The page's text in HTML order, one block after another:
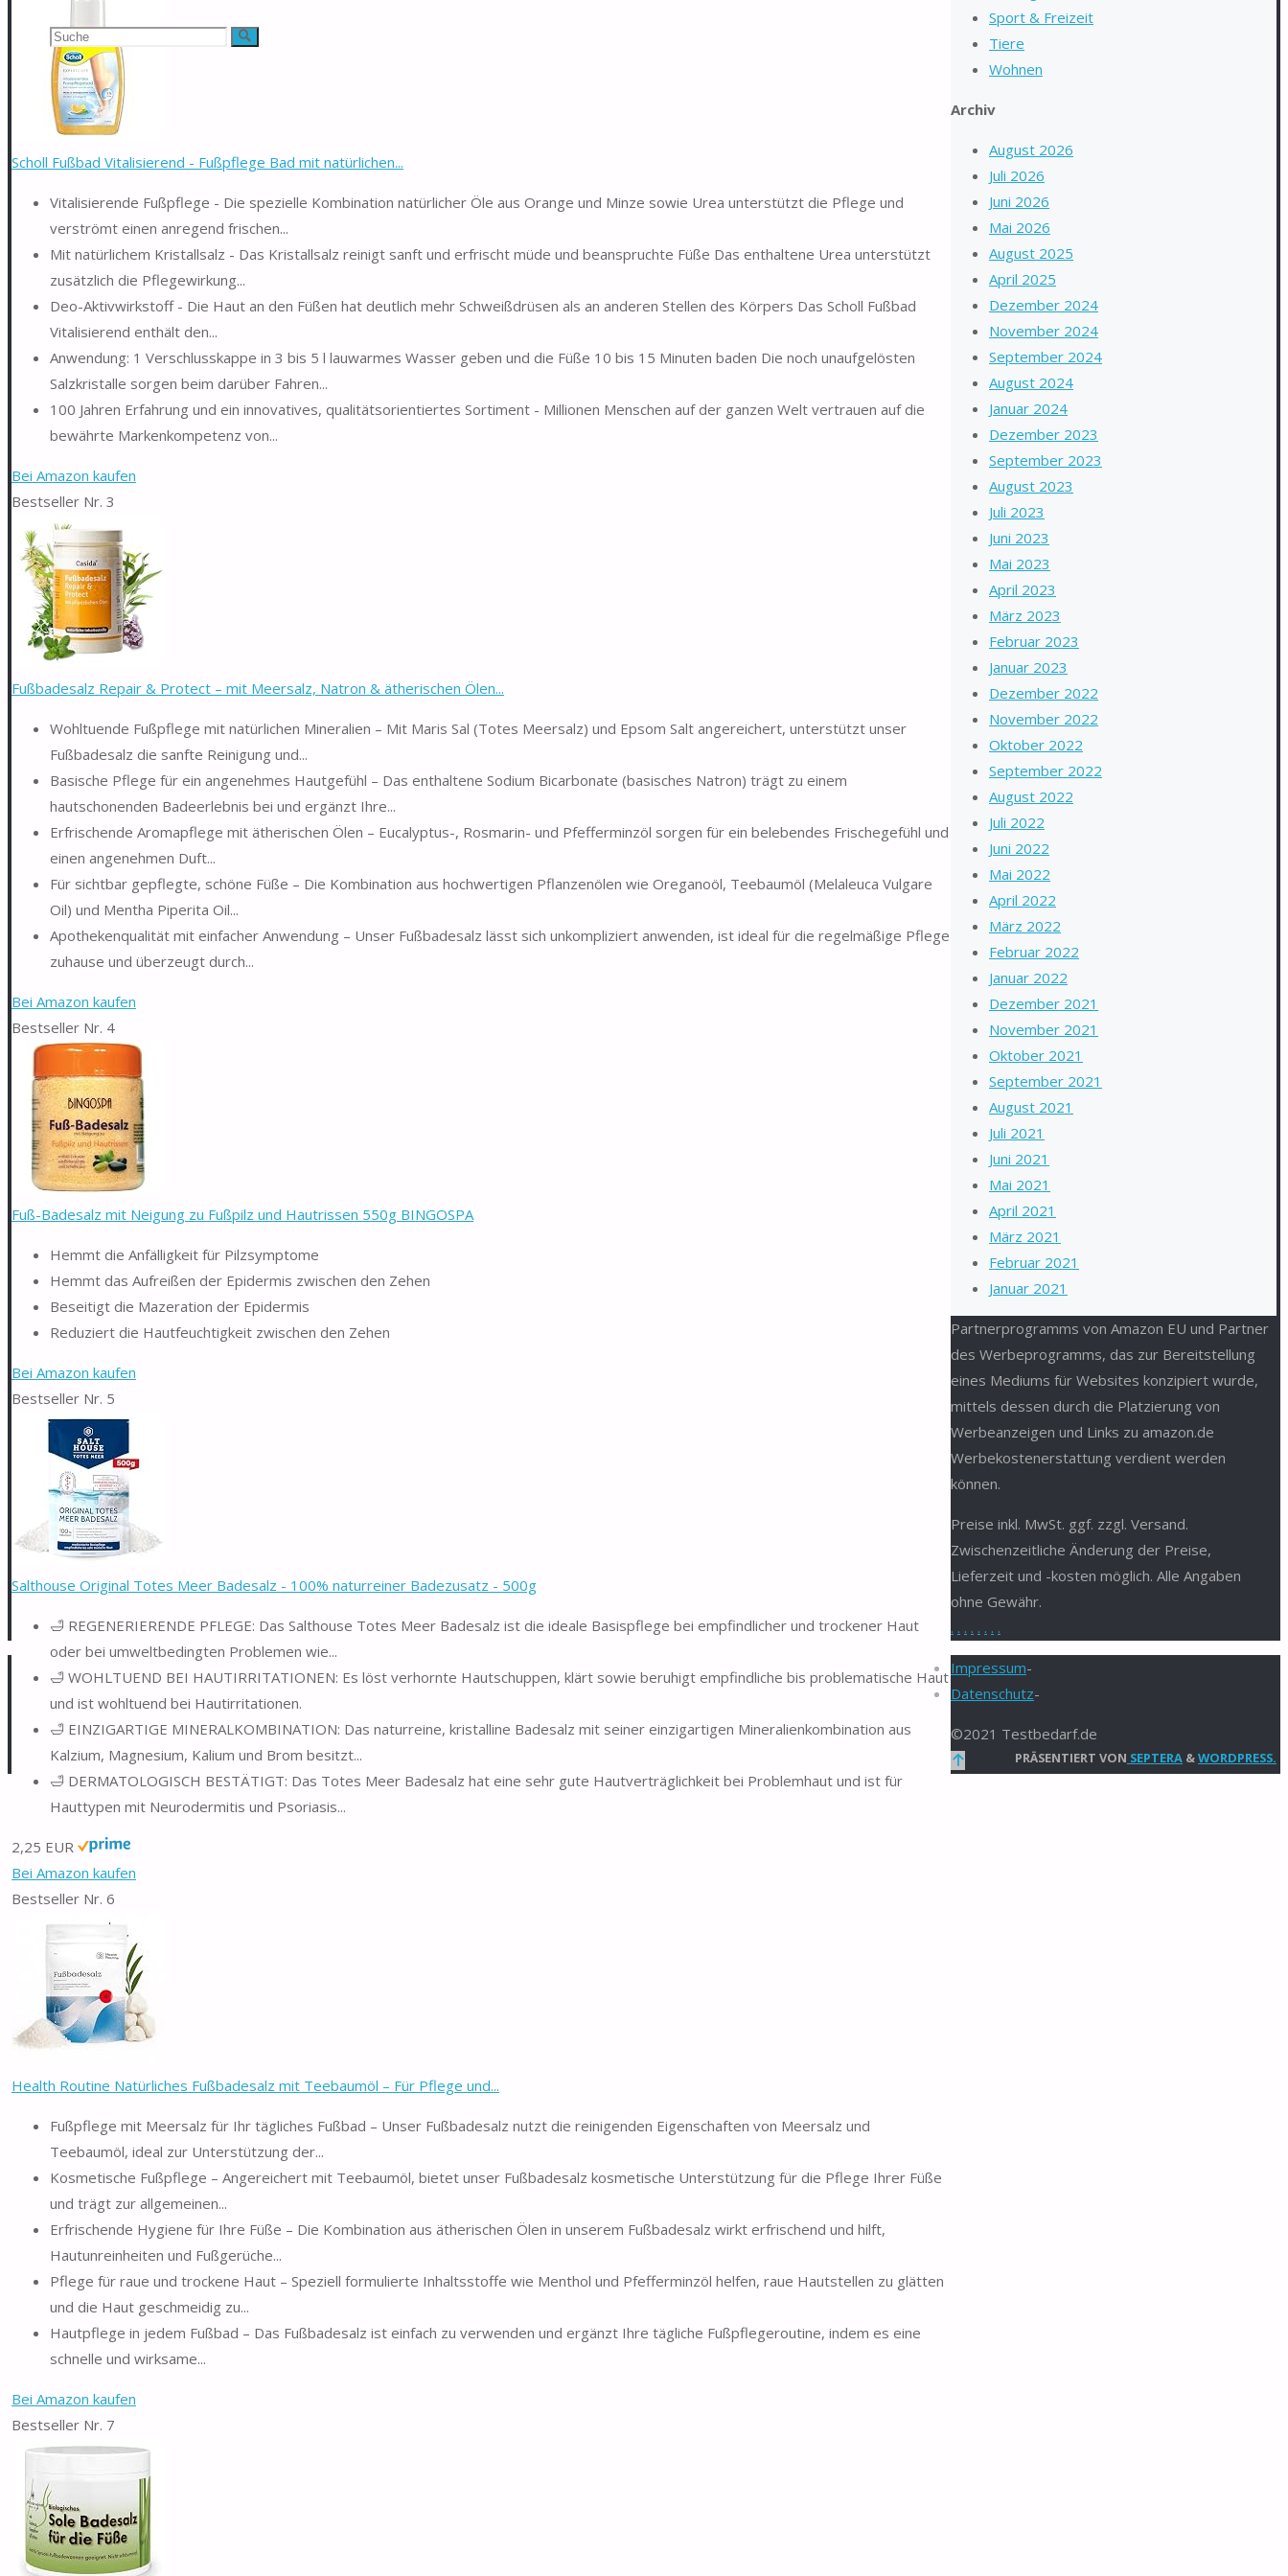
Suchen
nach:
Suche
Scholl Fußbad Vitalisierend - Fußpflege Bad mit natürlichen...
Vitalisierende Fußpflege - Die spezielle Kombination natürlicher Öle aus Orange und Minze sowie Urea unterstützt die Pflege und
verströmt einen anregend frischen...
Mit natürlichem Kristallsalz - Das Kristallsalz reinigt sanft und erfrischt müde und beanspruchte Füße Das enthaltene Urea unterstützt
zusätzlich die Pflegewirkung...
Deo-Aktivwirkstoff - Die Haut an den Füßen hat deutlich mehr Schweißdrüsen als an anderen Stellen des Körpers Das Scholl Fußbad
Vitalisierend enthält den...
Anwendung: 1 Verschlusskappe in 3 bis 5 l lauwarmes Wasser geben und die Füße 10 bis 15 Minuten baden Die noch unaufgelösten
Salzkristalle sorgen beim darüber Fahren...
100 Jahren Erfahrung und ein innovatives, qualitätsorientiertes Sortiment - Millionen Menschen auf der ganzen Welt vertrauen auf die
bewährte Markenkompetenz von...
Bei Amazon kaufen
Bestseller Nr. 3
Fußbadesalz Repair & Protect – mit Meersalz, Natron & ätherischen Ölen...
Wohltuende Fußpflege mit natürlichen Mineralien – Mit Maris Sal (Totes Meersalz) und Epsom Salt angereichert, unterstützt unser
Fußbadesalz die sanfte Reinigung und...
Basische Pflege für ein angenehmes Hautgefühl – Das enthaltene Sodium Bicarbonate (basisches Natron) trägt zu einem
hautschonenden Badeerlebnis bei und ergänzt Ihre...
Erfrischende Aromapflege mit ätherischen Ölen – Eucalyptus-, Rosmarin- und Pfefferminzöl sorgen für ein belebendes Frischegefühl und
einen angenehmen Duft...
Für sichtbar gepflegte, schöne Füße – Die Kombination aus hochwertigen Pflanzenölen wie Oreganoöl, Teebaumöl (Melaleuca Vulgare
Oil) und Mentha Piperita Oil...
Apothekenqualität mit einfacher Anwendung – Unser Fußbadesalz lässt sich unkompliziert anwenden, ist ideal für die regelmäßige Pflege
zuhause und überzeugt durch...
Bei Amazon kaufen
Bestseller Nr. 4
Fuß-Badesalz mit Neigung zu Fußpilz und Hautrissen 550g BINGOSPA
Hemmt die Anfälligkeit für Pilzsymptome
Hemmt das Aufreißen der Epidermis zwischen den Zehen
Beseitigt die Mazeration der Epidermis
Reduziert die Hautfeuchtigkeit zwischen den Zehen
Bei Amazon kaufen
Bestseller Nr. 5
Salthouse Original Totes Meer Badesalz - 100% naturreiner Badezusatz - 500g
🛁 REGENERIERENDE PFLEGE: Das Salthouse Totes Meer Badesalz ist die ideale Basispflege bei empfindlicher und trockener Haut
oder bei umweltbedingten Problemen wie...
🛁 WOHLTUEND BEI HAUTIRRITATIONEN: Es löst verhornte Hautschuppen, klärt sowie beruhigt empfindliche bis problematische Haut
und ist wohltuend bei Hautirritationen.
🛁 EINZIGARTIGE MINERALKOMBINATION: Das naturreine, kristalline Badesalz mit seiner einzigartigen Mineralienkombination aus
Kalzium, Magnesium, Kalium und Brom besitzt...
🛁 DERMATOLOGISCH BESTÄTIGT: Das Totes Meer Badesalz hat eine sehr gute Hautverträglichkeit bei Problemhaut und ist für
Hauttypen mit Neurodermitis und Psoriasis...
2,25 EUR
Bei Amazon kaufen
Bestseller Nr. 6
Health Routine Natürliches Fußbadesalz mit Teebaumöl – Für Pflege und...
Fußpflege mit Meersalz für Ihr tägliches Fußbad – Unser Fußbadesalz nutzt die reinigenden Eigenschaften von Meersalz und
Teebaumöl, ideal zur Unterstützung der...
Kosmetische Fußpflege – Angereichert mit Teebaumöl, bietet unser Fußbadesalz kosmetische Unterstützung für die Pflege Ihrer Füße
und trägt zur allgemeinen...
Erfrischende Hygiene für Ihre Füße – Die Kombination aus ätherischen Ölen in unserem Fußbadesalz wirkt erfrischend und hilft,
Hautunreinheiten und Fußgerüche...
Pflege für raue und trockene Haut – Speziell formulierte Inhaltsstoffe wie Menthol und Pfefferminzöl helfen, raue Hautstellen zu glätten
und die Haut geschmeidig zu...
Hautpflege in jedem Fußbad – Das Fußbadesalz ist einfach zu verwenden und ergänzt Ihre tägliche Fußpflegeroutine, indem es eine
schnelle und wirksame...
Bei Amazon kaufen
Bestseller Nr. 7
Sport & Freizeit
Tiere
Wohnen
Archiv
August 2026
Juli 2026
Juni 2026
Mai 2026
August 2025
April 2025
Dezember 2024
November 2024
September 2024
August 2024
Januar 2024
Dezember 2023
September 2023
August 2023
Juli 2023
Juni 2023
Mai 2023
April 2023
März 2023
Februar 2023
Januar 2023
Dezember 2022
November 2022
Oktober 2022
September 2022
August 2022
Juli 2022
Juni 2022
Mai 2022
April 2022
März 2022
Februar 2022
Januar 2022
Dezember 2021
November 2021
Oktober 2021
September 2021
August 2021
Juli 2021
Juni 2021
Mai 2021
April 2021
März 2021
Februar 2021
Januar 2021
Partnerprogramms von Amazon EU und Partner
des Werbeprogramms, das zur Bereitstellung
eines Mediums für Websites konzipiert wurde,
mittels dessen durch die Platzierung von
Werbeanzeigen und Links zu amazon.de
Werbekostenerstattung verdient werden
können.
Preise inkl. MwSt. ggf. zzgl. Versand.
Zwischenzeitliche Änderung der Preise,
Lieferzeit und -kosten möglich. Alle Angaben
ohne Gewähr.
. . . . . . . .
Impressum-
Datenschutz-
©2021 Testbedarf.de
PRÄSENTIERT VON SEPTERA &WORDPRESS.
Zurück